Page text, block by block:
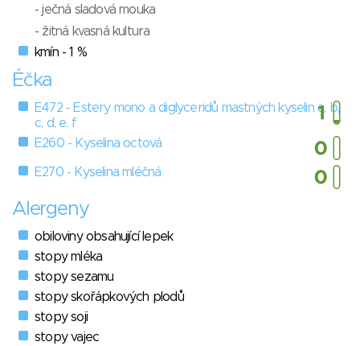
- ječná sladová mouka
- žitná kvasná kultura
kmín - 1 %
Éčka
E472 - Estery mono a diglyceridů mastných kyselin a, b,
c, d, e, f
E260 - Kyselina octová
E270 - Kyselina mléčná
Alergeny
obiloviny obsahující lepek
stopy mléka
stopy sezamu
stopy skořápkových plodů
stopy soji
stopy vajec